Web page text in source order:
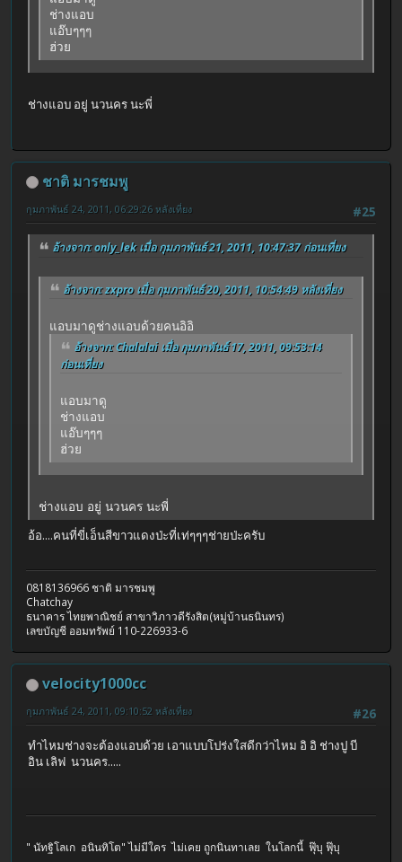
ช่างแอบ
แอ๊บๆๆๆ
ฮ่วย
ช่างแอบ อยู่ นวนคร นะพี่
ชาติ มารชมพู
#25
กุมภาพันธ์ 24, 2011, 06:29:26 หลังเที่ยง
อ้างจาก: only_lek เมื่อ กุมภาพันธ์ 21, 2011, 10:47:37 ก่อนเที่ยง
อ้างจาก: zxpro เมื่อ กุมภาพันธ์ 20, 2011, 10:54:49 หลังเที่ยง
แอบมาดูช่างแอบด้วยคนอิอิ
อ้างจาก: Chalalai เมื่อ กุมภาพันธ์ 17, 2011, 09:53:14
ก่อนเที่ยง
แอบมาดู
ช่างแอบ
แอ๊บๆๆๆ
ฮ่วย
ช่างแอบ อยู่ นวนคร นะพี่
อ้อ....คนที่ขี่เอ็นสีขาวแดงป่ะที่เท่ๆๆๆช่ายป่ะครับ
0818136966 ชาติ มารชมพู
Chatchay
ธนาคาร ไทยพาณิชย์ สาขาวิภาวดีรังสิต(หมู่บ้านธนินทร)
เลขบัญชี ออมทรัพย์ 110-226933-6
velocity1000cc
#26
กุมภาพันธ์ 24, 2011, 09:10:52 หลังเที่ยง
ทำไหมช่างจะต้องแอบด้วย เอาแบบโปร่งใสดีกว่าไหม อิ อิ ช่างปู บี
อิน เลิฟ นวนคร.....
" นัทฐิโลเก อนินทิโต" ไม่มีใคร ไม่เคย ถูกนินทาเลย ในโลกนี้ ฟุ๊บุ ฟุ๊บุ